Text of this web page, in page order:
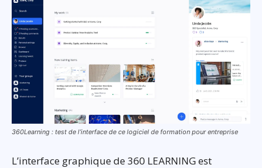
360Learning : test de l’interface de ce logiciel de formation pour entreprise
L’interface graphique de 360 LEARNING est